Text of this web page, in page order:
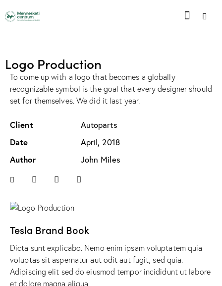
Logo Production
To come up with a logo that becomes a globally
recognizable symbol is the goal that every designer should
set for themselves. We did it last year.
Client
Autoparts
Date
April, 2018
Author
John Miles
Tesla Brand Book
Dicta sunt explicabo. Nemo enim ipsam voluptatem quia
voluptas sit aspernatur aut odit aut fugit, sed quia.
Adipiscing elit sed do eiusmod tempor incididunt ut labore
et dolore magna aliqua.